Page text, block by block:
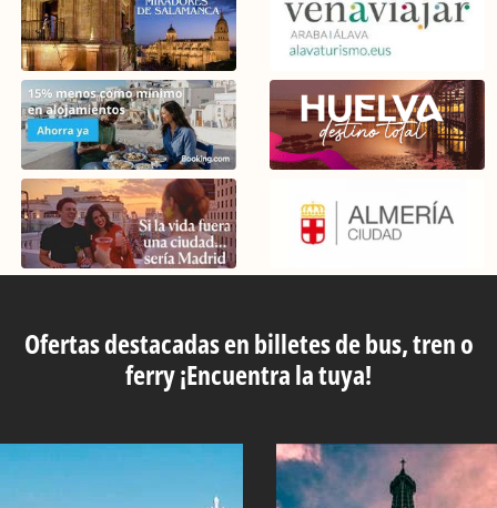
Ofertas destacadas en billetes de bus, tren o
ferry ¡Encuentra la tuya!